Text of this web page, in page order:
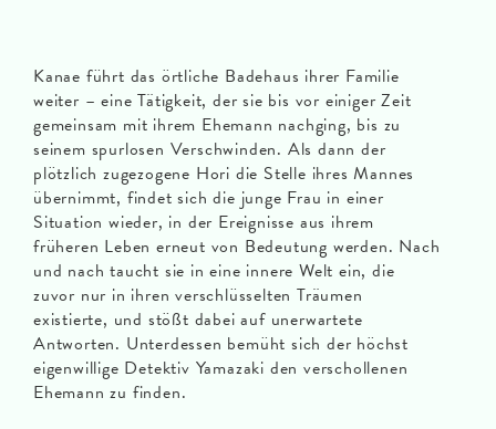
Kanae führt das örtliche Badehaus ihrer Familie
weiter – eine Tätigkeit, der sie bis vor einiger Zeit
gemeinsam mit ihrem Ehemann nachging, bis zu
seinem spurlosen Verschwinden. Als dann der
plötzlich zugezogene Hori die Stelle ihres Mannes
übernimmt, findet sich die junge Frau in einer
Situation wieder, in der Ereignisse aus ihrem
früheren Leben erneut von Bedeutung werden. Nach
und nach taucht sie in eine innere Welt ein, die
zuvor nur in ihren verschlüsselten Träumen
existierte, und stößt dabei auf unerwartete
Antworten. Unterdessen bemüht sich der höchst
eigenwillige Detektiv Yamazaki den verschollenen
Ehemann zu finden.